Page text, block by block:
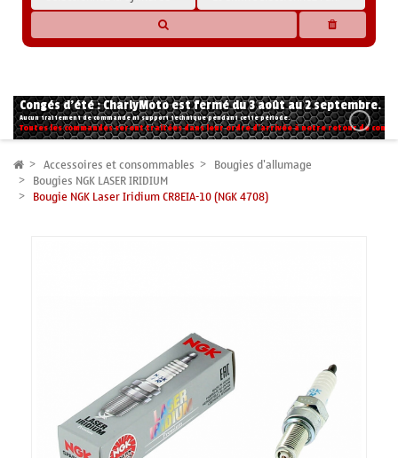
Congés d'été : CharlyMoto est fermé du 3 août au 2 septembre.
Aucun traitement de commande ni support technique pendant cette période.
Toutes les commandes seront traitées dans leur ordre d'arrivée à notre retour de
Accessoires et consommables Bougies d'allumage
Bougies NGK LASER IRIDIUM
Bougie NGK Laser Iridium CR8EIA-10 (NGK 4708)